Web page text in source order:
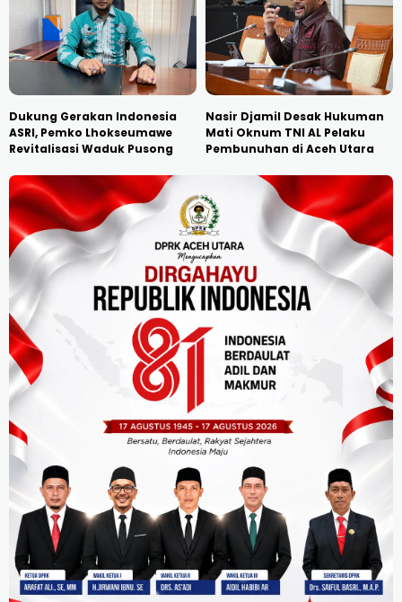
Dukung Gerakan Indonesia
ASRI, Pemko Lhokseumawe
Revitalisasi Waduk Pusong
Nasir Djamil Desak Hukuman
Mati Oknum TNI AL Pelaku
Pembunuhan di Aceh Utara